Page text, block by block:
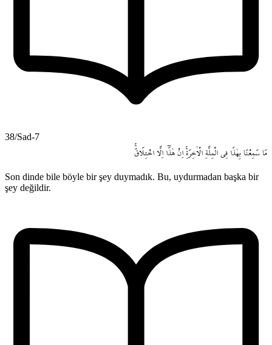
38/Sad-7
مَا سَمِعْنَا بِهٰذَا فِي الْمِلَّةِ الْاٰخِرَةِۚ اِنْ هٰذَٓا اِلَّا اخْتِلَاقٌۚ
Son dinde bile böyle bir şey duymadık. Bu, uydurmadan başka bir
şey değildir.